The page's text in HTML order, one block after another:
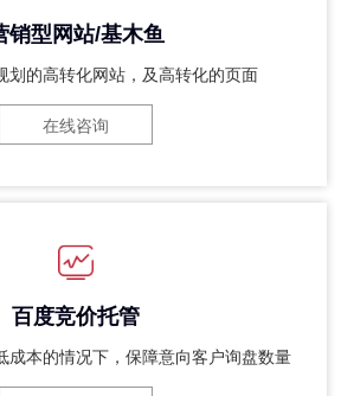
销型网站/基木鱼
划的高转化网站，及高转化的页面
在线咨询
百度竞价托管
成本的情况下，保障意向客户询盘数量